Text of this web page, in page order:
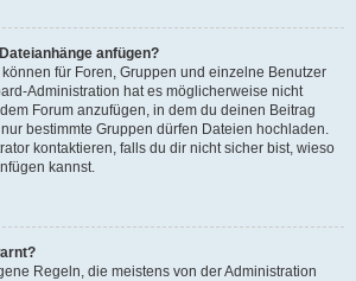
anfügen?
für Foren, Gruppen und einzelne Benutzer
Administration hat es möglicherweise nicht
Forum anzufügen, in dem du deinen Beitrag
bestimmte Gruppen dürfen Dateien hochladen.
kontaktieren, falls du dir nicht sicher bist, wieso
kannst.
Regeln, die meistens von der Administration